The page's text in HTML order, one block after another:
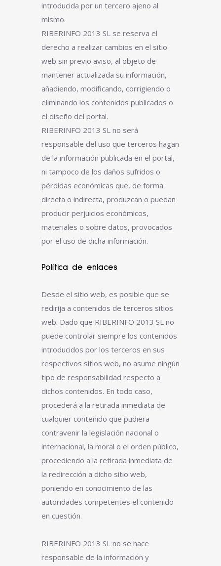
introducida por un tercero ajeno al
mismo.
RIBERINFO 2013 SL se reserva el
derecho a realizar cambios en el sitio
web sin previo aviso, al objeto de
mantener actualizada su información,
añadiendo, modificando, corrigiendo o
eliminando los contenidos publicados o
el diseño del portal.
RIBERINFO 2013 SL no será
responsable del uso que terceros hagan
de la información publicada en el portal,
ni tampoco de los daños sufridos o
pérdidas económicas que, de forma
directa o indirecta, produzcan o puedan
producir perjuicios económicos,
materiales o sobre datos, provocados
por el uso de dicha información.
Política de enlaces
Desde el sitio web, es posible que se
redirija a contenidos de terceros sitios
web. Dado que RIBERINFO 2013 SL no
puede controlar siempre los contenidos
introducidos por los terceros en sus
respectivos sitios web, no asume ningún
tipo de responsabilidad respecto a
dichos contenidos. En todo caso,
procederá a la retirada inmediata de
cualquier contenido que pudiera
contravenir la legislación nacional o
internacional, la moral o el orden público,
procediendo a la retirada inmediata de
la redirección a dicho sitio web,
poniendo en conocimiento de las
autoridades competentes el contenido
en cuestión.
RIBERINFO 2013 SL no se hace
responsable de la información y